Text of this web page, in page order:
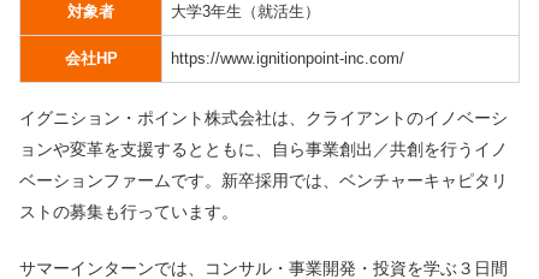
対象者 大学3年生（就活生）
会社HP https://www.ignitionpoint-inc.com/
イグニション・ポイント株式会社は、クライアントのイノベーシ
ョンや変革を支援するとともに、自ら事業創出／共創を行うイノ
ベーションファームです。新卒採用では、ベンチャーキャピタリ
ストの募集も行っています。
サマーインターンでは、コンサル・事業開発・投資を学ぶ３日間